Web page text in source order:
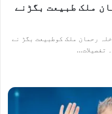
ملک طبیعت بگڑنے
رحمان ملک کوطبیعت بگڑ نے
تفصیلات…